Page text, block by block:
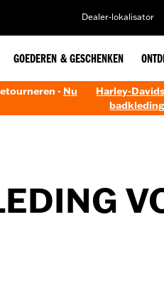
Dealer-lokalisator
GOEDEREN & GESCHENKEN
- Nu
Harley-
badkleding